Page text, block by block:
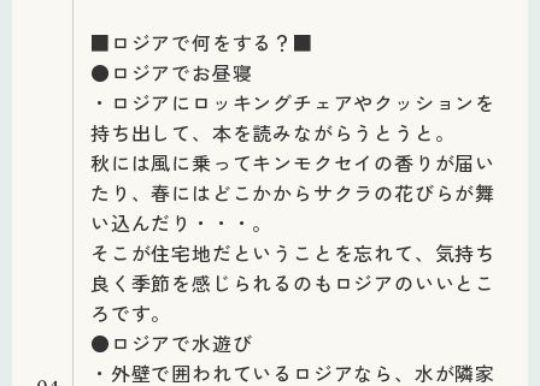
■ロジアで何をする？■
●ロジアでお昼寝
・ロジアにロッキングチェアやクッションを
持ち出して、本を読みながらうとうと。
秋には風に乗ってキンモクセイの香りが届い
たり、春にはどこかからサクラの花びらが舞
い込んだり・・・。
そこが住宅地だということを忘れて、気持ち
良く季節を感じられるのもロジアのいいとこ
ろです。
●ロジアで水遊び
・外壁で囲われているロジアなら、水が隣家